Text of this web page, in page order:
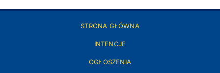
STRONA GŁÓWNA
INTENCJE
OGŁOSZENIA